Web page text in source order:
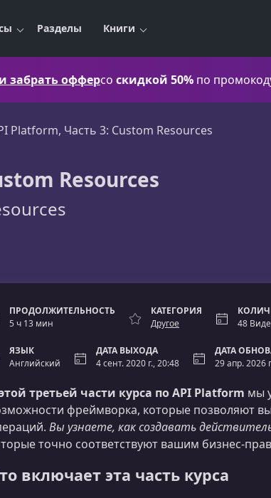
Разделы Книги
забрать офферсо скидкой 50% по
Platform, Часть 3: Custom Resources
Resources
ПРОДОЛЖИТЕЛЬНОСТЬ
5 ч 13 мин
КАТЕГОРИЯ
Другое
48
ЯЗЫК
Английский
ДАТА ВЫХОДА
4 сент. 2020 г., 20:48
ДАТА
29 апр. 2026
третьей части курса по API Platform мы
фреймворка, которые позволяют
Вы узнаете, как создавать
точно соответствуют вашим
включает эта часть курса